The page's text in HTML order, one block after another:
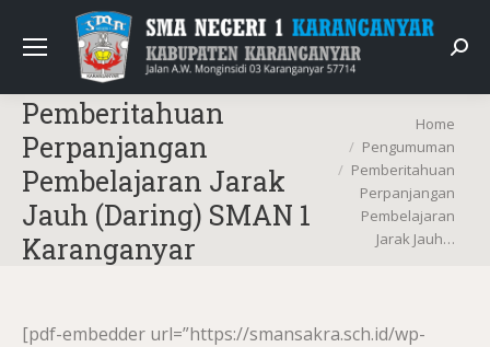
Pemberitahuan
Perpanjangan
Pembelajaran Jarak
Jauh (Daring) SMAN 1
Karanganyar
You are here:Home
Pengumuman
Pemberitahuan
Perpanjangan
Pembelajaran
Jarak Jauh…
[pdf-embedder url=”https://smansakra.sch.id/wp-